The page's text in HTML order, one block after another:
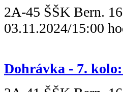
2A-45 ŠŠK
03.11.2024/15:00
Dohrávka - 7.